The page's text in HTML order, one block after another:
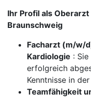
Ihr Profil als
Braunschweig
Facharzt (m/w/
Kardiologie :
erfolgreich
Kenntnisse in
Teamfähigkeit